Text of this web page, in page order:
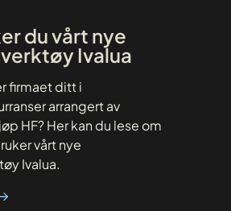
du vårt nye
Ivalua
firmaet ditt i
arrangert av
HF? Her kan du lese om
vårt nye
Ivalua.